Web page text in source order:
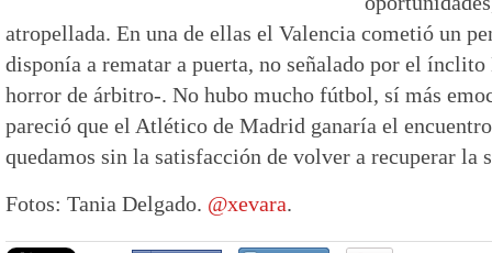
atropellada. En una de ellas el Valencia cometió un
disponía a rematar a puerta, no señalado por el ínclito
horror de árbitro-. No hubo mucho fútbol, sí más
pareció que el Atlético de Madrid ganaría el
quedamos sin la satisfacción de volver a recuperar la
Fotos: Tania Delgado. @xevara.